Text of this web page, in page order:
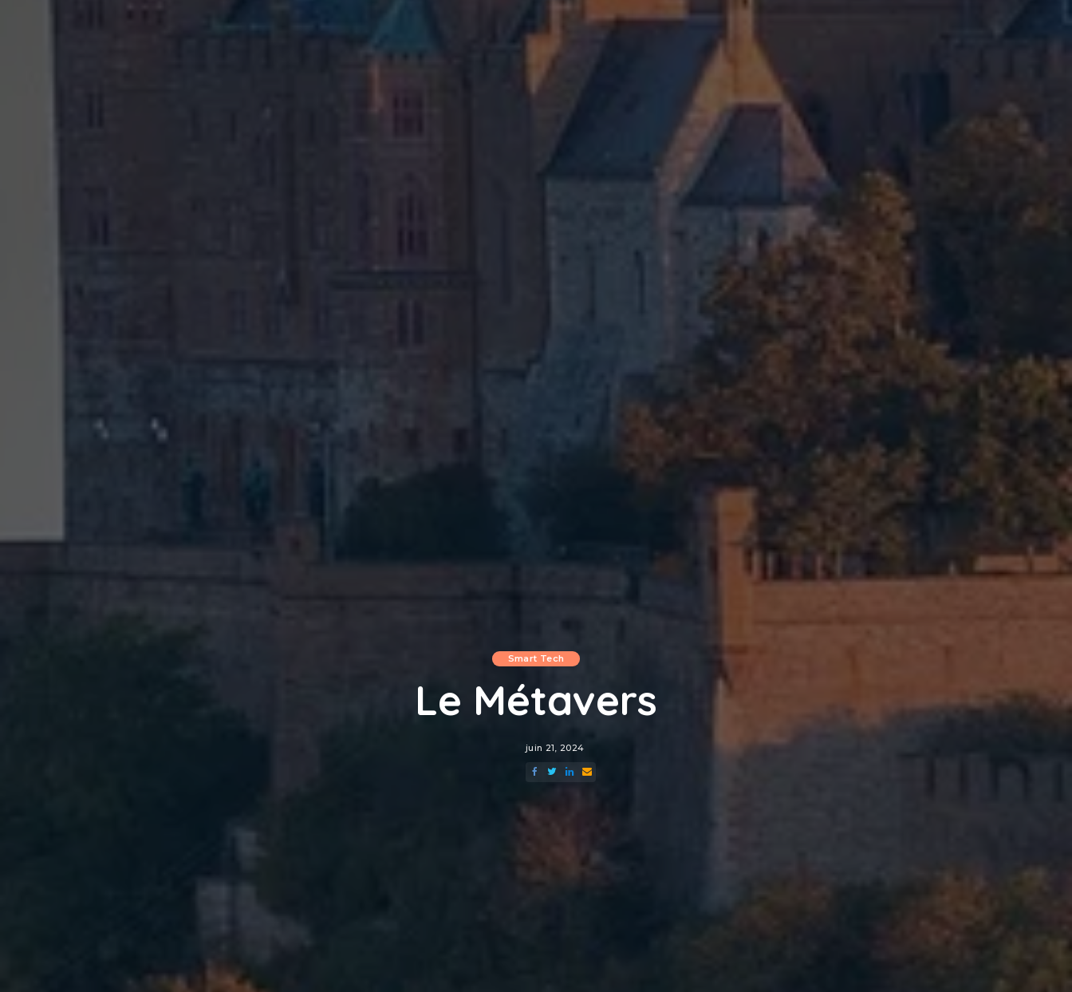
Smart Tech
Le Métavers
juin 21, 2024